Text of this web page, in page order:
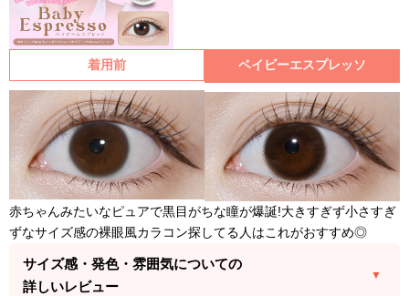
着用前 ベイビーエスプレッソ
赤ちゃんみたいなピュアで黒目がちな瞳が爆誕!大きすぎず小さすぎ
ずなサイズ感の裸眼風カラコン探してる人はこれがおすすめ◎
サイズ感・発色・雰囲気についての
詳しいレビュー